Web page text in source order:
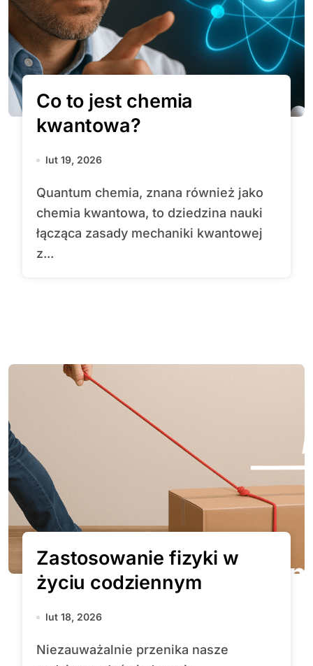
Co to jest chemia
kwantowa?
lut 19, 2026
Quantum chemia, znana również jako
chemia kwantowa, to dziedzina nauki
łącząca zasady mechaniki kwantowej
z...
Zastosowanie fizyki w
życiu codziennym
lut 18, 2026
Niezauważalnie przenika nasze